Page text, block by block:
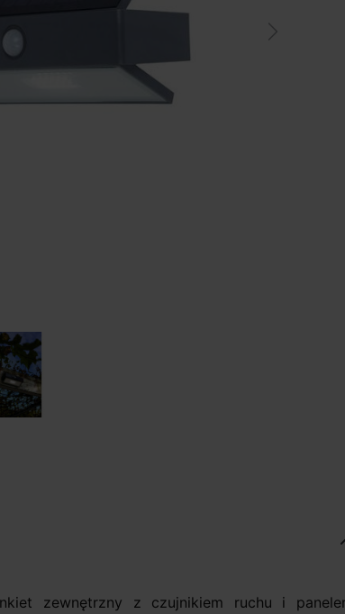
zewnętrzny z czujnikiem ruchu i